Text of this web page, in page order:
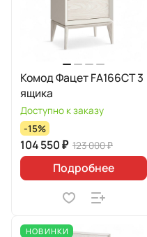
Комод Фацет FA166CT 3
ящика
Доступно к заказу
-15%
104 550 ₽ 123 000 ₽
Подробнее
НОВИНКИ